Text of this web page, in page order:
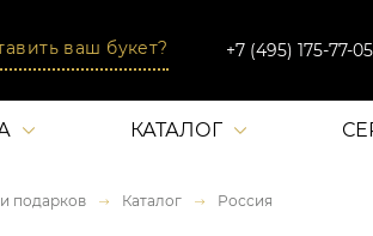
ваш букет? +7 (495) 175-77-05
КАТАЛОГ
подарков Каталог Россия